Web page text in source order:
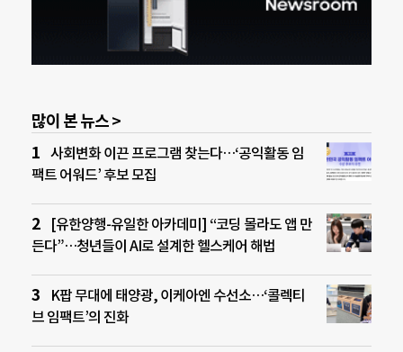
많이 본 뉴스 >
사회변화 이끈 프로그램 찾는다…‘공익활동 임
팩트 어워드’ 후보 모집
[유한양행-유일한 아카데미] “코딩 몰라도 앱 만
든다”…청년들이 AI로 설계한 헬스케어 해법
K팝 무대에 태양광, 이케아엔 수선소…‘콜렉티
브 임팩트’의 진화